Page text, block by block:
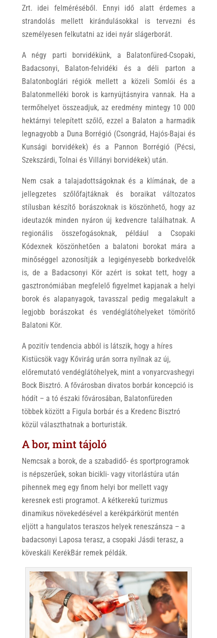
Zrt. idei felméréséből. Ennyi idő alatt érdemes a
strandolás mellett kirándulásokkal is tervezni és
személyesen felkutatni az idei nyár slágerborát.
A négy parti borvidékünk, a Balatonfüred-Csopaki,
Badacsonyi, Balaton-felvidéki és a déli parton a
Balatonboglári régiók mellett a közeli Somlói és a
Balatonmelléki borok is karnyújtásnyira vannak. Ha a
termőhelyet összeadjuk, az eredmény mintegy 10 000
hektárnyi telepített szőlő, ezzel a Balaton a harmadik
legnagyobb a Duna Borrégió (Csongrád, Hajós-Bajai és
Kunsági borvidékek) és a Pannon Borrégió (Pécsi,
Szekszárdi, Tolnai és Villányi borvidékek) után.
Nem csak a talajadottságoknak és a klímának, de a
jellegzetes szőlőfajtáknak és boraikat változatos
stílusban készítő borászoknak is köszönhető, hogy az
ideutazók minden nyáron új kedvencre találhatnak. A
regionális összefogásoknak, például a Csopaki
Kódexnek köszönhetően a balatoni borokat mára a
minőséggel azonosítják a legigényesebb borkedvelők
is, de a Badacsonyi Kör azért is sokat tett, hogy a
gasztronómiában megfelelő figyelmet kapjanak a helyi
borok és alapanyagok, tavasszal pedig megalakult a
legjobb borászokat és vendéglátóhelyeket tömörítő
Balatoni Kör.
A pozitív tendencia abból is látszik, hogy a híres
Kistücsök vagy Kővirág urán sorra nyílnak az új,
előremutató vendéglátóhelyek, mint a vonyarcvashegyi
Bock Bisztró. A fővárosban divatos borbár koncepció is
hódít – a tó északi fővárosában, Balatonfüreden
többek között a Figula borbár és a Kredenc Bisztró
közül választhatnak a borturisták.
A bor, mint tájoló
Nemcsak a borok, de a szabadidő- és sportprogramok
is népszerűek, sokan bicikli- vagy vitorlástúra után
pihennek meg egy finom helyi bor mellett vagy
keresnek esti programot. A kétkerekű turizmus
dinamikus növekedésével a kerékpárkörút mentén
eljött a hangulatos teraszos helyek reneszánsza – a
badacsonyi Laposa terasz, a csopaki Jásdi terasz, a
köveskáli KerékBár remek példák.